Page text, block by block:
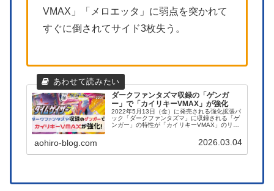
VMAX」「メロエッタ」に弱点を突かれて
すぐに倒されてサイド3枚失う。
ダークファンタズマ収録の「ゲンガ
ー」で「カイリキーVMAX」が強化
2022年5月13日（金）に発売される強化拡張パ
ック「ダークファンタズマ」に収録される「ゲ
ンガー」の特性が「カイリキーVMAX」のリベ
ーの登場でカイリキーVMAX自体はかなり使い
やすくなると思います。この記事では「カイリ
aohiro-blog.com 2026.03.04